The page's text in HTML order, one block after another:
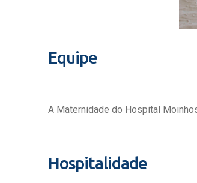
Equipe
A Maternidade do Hospital
Hospitalidade